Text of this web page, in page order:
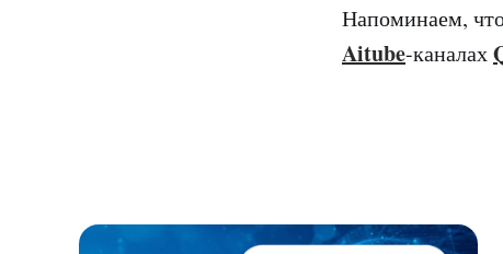
Напоминаем,
Aitube-каналах